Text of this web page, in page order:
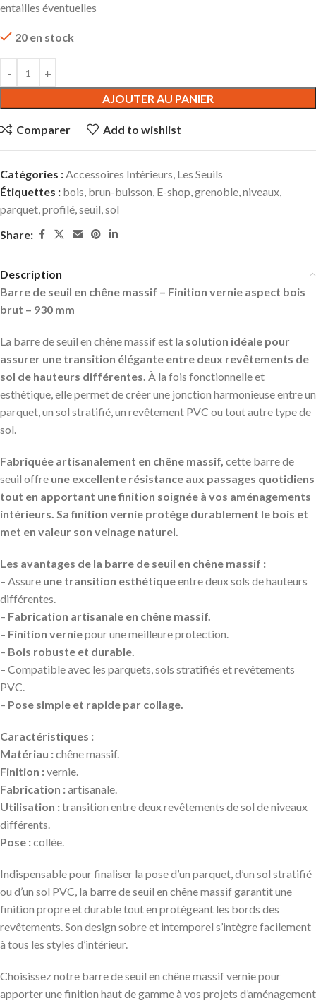
entailles éventuelles
20 en stock
AJOUTER AU PANIER
Comparer Add to wishlist
Catégories :Accessoires Intérieurs, Les Seuils
Étiquettes : bois, brun-buisson, E-shop,grenoble,niveaux,
parquet,profilé,seuil,sol
Share:
Description
Barre de seuil en chêne massif – Finition vernie aspect bois
brut – 930 mm
La barre de seuil en chêne massif est la solution idéale pour
assurer une transition élégante entre deux revêtements de
sol de hauteurs différentes. À la fois fonctionnelle et
esthétique, elle permet de créer une jonction harmonieuse entre un
parquet, un sol stratifié, un revêtement PVC ou tout autre type de
sol.
Fabriquée artisanalement en chêne massif, cette barre de
seuil offre une excellente résistance aux passages quotidiens
tout en apportant une finition soignée à vos aménagements
intérieurs. Sa finition vernie protège durablement le bois et
met en valeur son veinage naturel.
Les avantages de la barre de seuil en chêne massif :
– Assure une transition esthétiqueentre deux sols de hauteurs
différentes.
– Fabrication artisanale en chêne massif.
– Finition verniepour une meilleure protection.
– Bois robuste et durable.
– Compatible avec les parquets, sols stratifiés et revêtements
PVC.
– Pose simple et rapide par collage.
Caractéristiques :
Matériau :chêne massif.
Finition :vernie.
Fabrication :artisanale.
Utilisation :transition entre deux revêtements de sol de niveaux
différents.
Pose :collée.
Indispensable pour finaliser la pose d’un parquet, d’un sol stratifié
ou d’un sol PVC, la barre de seuil en chêne massif garantit une
finition propre et durable tout en protégeant les bords des
revêtements. Son design sobre et intemporel s’intègre facilement
à tous les styles d’intérieur.
Choisissez notre barre de seuil en chêne massif vernie pour
apporter une finition haut de gamme à vos projets d’aménagement